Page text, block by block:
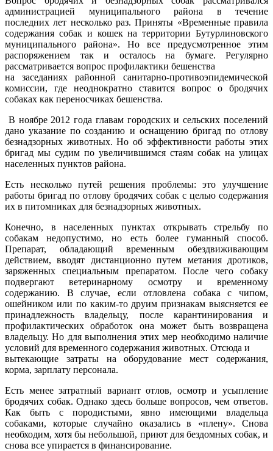
администрацией муниципального района в течение
последних лет несколько раз. Приняты «Временные правила
содержания собак и кошек на территории Бутурлиновского
муниципального района». Но все предусмотренное этим
распоряжением так и осталось на бумаге. Регулярно
рассматривается вопрос профилактики бешенства
на заседаниях районной санитарно-противоэпидемической
комиссии, где неоднократно ставится вопрос о бродячих
собаках как переносчиках бешенства.
В ноябре 2012 года главам городских и сельских поселений
дано указание по созданию и оснащению бригад по отлову
безнадзорных животных. Но об эффективности работы этих
бригад мы судим по увеличившимся стаям собак на улицах
населенных пунктов района.
Есть несколько путей решения проблемы: это улучшение
работы бригад по отлову бродячих собак с целью содержания
их в питомниках для безнадзорных животных.
Конечно, в населенных пунктах открывать стрельбу по
собакам недопустимо, но есть более гуманный способ.
Препарат, обладающий временным обездвиживающим
действием, вводят дистанционно путем метания дротиков,
заряженных специальным препаратом. После чего собаку
подвергают ветеринарному осмотру и временному
содержанию. В случае, если отловлена собака с чипом,
ошейником или по каким-то друим признакам выясняется ее
принадлежность владельцу, после карантинирования и
профилактических обработок она может быть возвращена
владельцу. Но для выполнения этих мер необходимо наличие
условий для временного содержания животных. Отсюда и
вытекающие затраты на оборудование мест содержания,
корма, зарплату персонала.
Есть менее затратный вариант отлов, осмотр и усыпление
бродячих собак. Однако здесь больше вопросов, чем ответов.
Как быть с породистыми, явно имеющими владельца
собаками, которые случайно оказались в «плену». Снова
необходим, хотя бы небольшой, приют для бездомных собак, и
снова все упирается в финансирование.